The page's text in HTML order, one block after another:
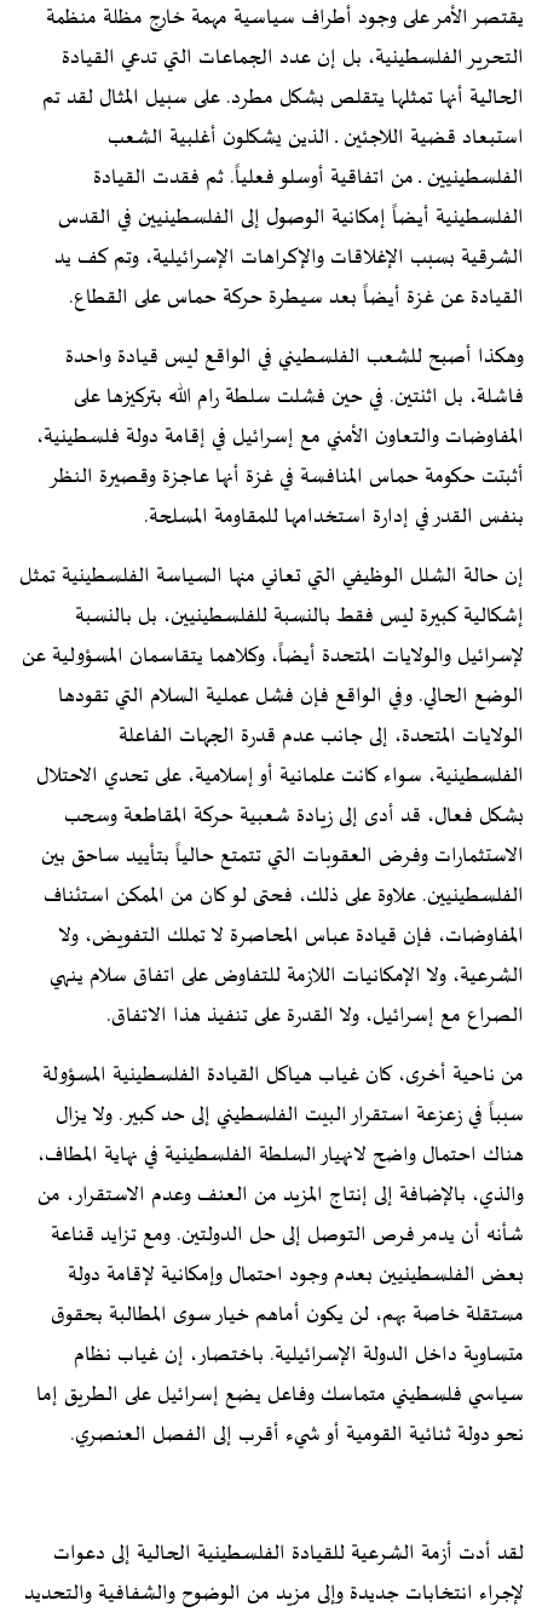
يقتصر الأمر على وجود أطراف سياسية مهمة خارج مظلة منظمة
التحرير الفلسطينية، بل إن عدد الجماعات التي تدعي القيادة
الحالية أنها تمثلها يتقلص بشكل مطرد. على سبيل المثال لقد تم
استبعاد قضية اللاجئين ـ الذين يشكلون أغلبية الشعب
الفلسطينيين ـ من اتفاقية أوسلو فعلياً. ثم فقدت القيادة
الفلسطينية أيضاً إمكانية الوصول إلى الفلسطينيين في القدس
الشرقية بسبب الإغلاقات والإكراهات الإسرائيلية، وتم كف يد
القيادة عن غزة أيضاً بعد سيطرة حركة حماس على القطاع.
وهكذا أصبح للشعب الفلسطيني في الواقع ليس قيادة واحدة
فاشلة، بل اثنتين. في حين فشلت سلطة رام الله بتركيزها على
المفاوضات والتعاون الأمني مع إسرائيل في إقامة دولة فلسطينية،
أثبتت حكومة حماس المنافسة في غزة أنها عاجزة وقصيرة النظر
بنفس القدر في إدارة استخدامها للمقاومة المسلحة.
إن حالة الشلل الوظيفي التي تعاني منها السياسة الفلسطينية تمثل
إشكالية كبيرة ليس فقط بالنسبة للفلسطينيين، بل بالنسبة
لإسرائيل والولايات المتحدة أيضاً، وكلاهما يتقاسمان المسؤولية عن
الوضع الحالي. وفي الواقع فإن فشل عملية السلام التي تقودها
الولايات المتحدة، إلى جانب عدم قدرة الجهات الفاعلة
الفلسطينية، سواء كانت علمانية أو إسلامية، على تحدي الاحتلال
بشكل فعال، قد أدى إلى زيادة شعبية حركة المقاطعة وسحب
الاستثمارات وفرض العقوبات التي تتمتع حالياً بتأييد ساحق بين
الفلسطينيين. علاوة على ذلك، فحتى لو كان من الممكن استئناف
المفاوضات، فإن قيادة عباس المحاصرة لا تملك التفويض، ولا
الشرعية، ولا الإمكانيات اللازمة للتفاوض على اتفاق سلام ينهي
الصراع مع إسرائيل، ولا القدرة على تنفيذ هذا الاتفاق.
من ناحية أخرى، كان غياب هياكل القيادة الفلسطينية المسؤولة
سبباً في زعزعة استقرار البيت الفلسطيني إلى حد كبير. ولا يزال
هناك احتمال واضح لانهيار السلطة الفلسطينية في نهاية المطاف،
والذي، بالإضافة إلى إنتاج المزيد من العنف وعدم الاستقرار، من
شأنه أن يدمر فرص التوصل إلى حل الدولتين. ومع تزايد قناعة
بعض الفلسطينيين بعدم وجود احتمال وإمكانية لإقامة دولة
مستقلة خاصة بهم، لن يكون أماهم خيار سوى المطالبة بحقوق
متساوية داخل الدولة الإسرائيلية. باختصار، إن غياب نظام
سياسي فلسطيني متماسك وفاعل يضع إسرائيل على الطريق إما
نحو دولة ثنائية القومية أو شيء أقرب إلى الفصل العنصري.
لقد أدت أزمة الشرعية للقيادة الفلسطينية الحالية إلى دعوات
لإجراء انتخابات جديدة وإلى مزيد من الوضوح والشفافية والتحديد